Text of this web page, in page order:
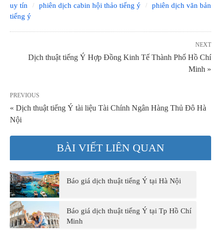
uy tín
phiên dịch cabin hội thảo tiếng ý
phiên dịch văn bản
tiếng ý
NEXT
Dịch thuật tiếng Ý Hợp Đồng Kinh Tế Thành Phố Hồ Chí
Minh »
PREVIOUS
« Dịch thuật tiếng Ý tài liệu Tài Chính Ngân Hàng Thủ Đô Hà
Nội
BÀI VIẾT LIÊN QUAN
Báo giá dịch thuật tiếng Ý tại Hà Nội
Báo giá dịch thuật tiếng Ý tại Tp Hồ Chí
Minh